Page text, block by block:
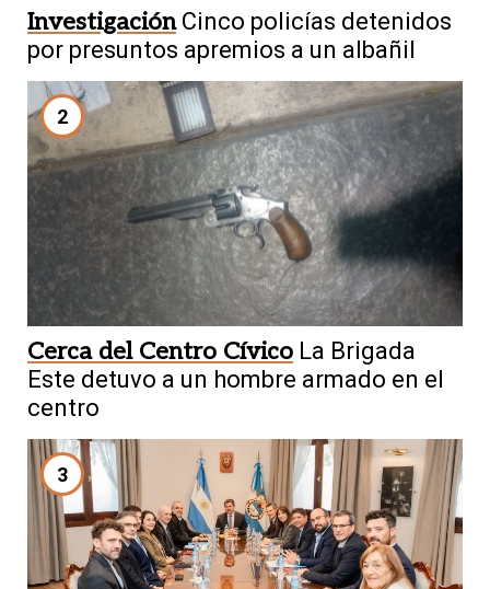
Investigación Cinco policías detenidos
por presuntos apremios a un albañil
2
Cerca del Centro Cívico La Brigada
Este detuvo a un hombre armado en el
centro
3